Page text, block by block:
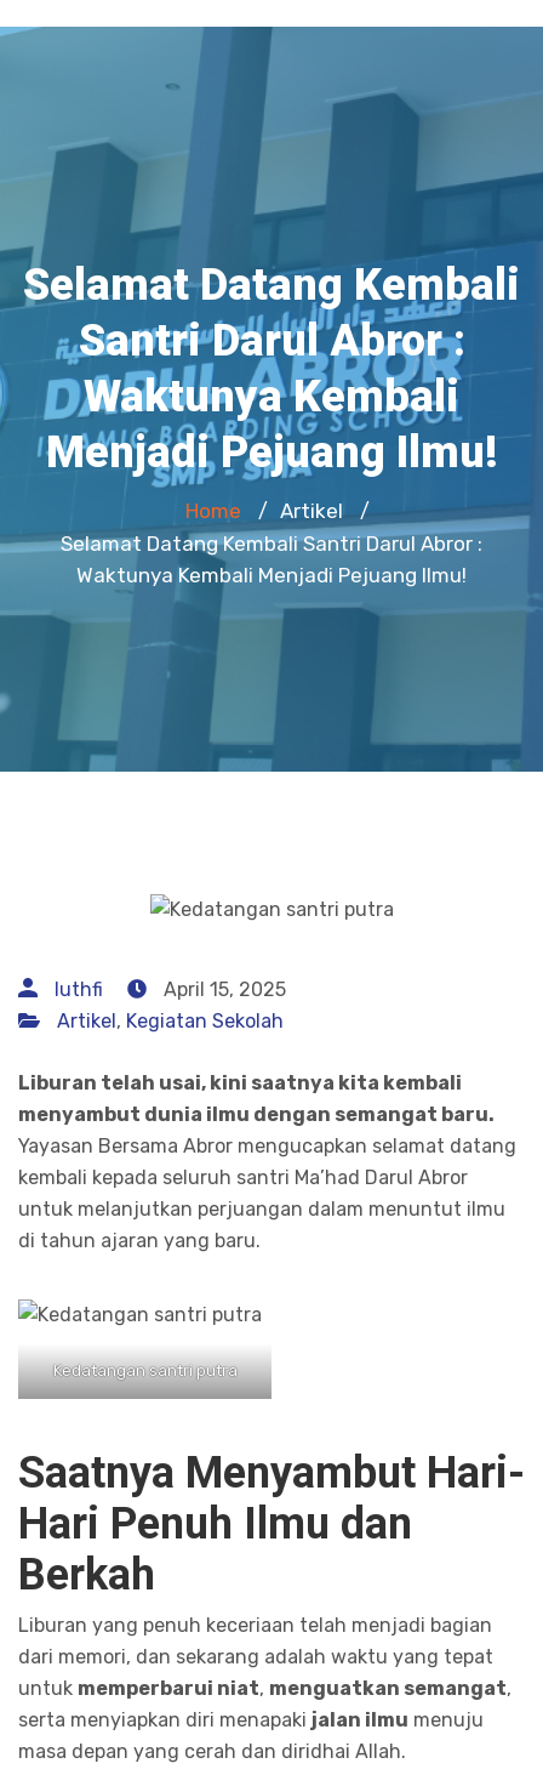
Selamat Datang Kembali
Santri Darul Abror :
Waktunya Kembali
Menjadi Pejuang Ilmu!
Home / Artikel /
Selamat Datang Kembali Santri Darul Abror :
Waktunya Kembali Menjadi Pejuang Ilmu!
luthfi
April 15, 2025
Artikel, Kegiatan Sekolah
Liburan telah usai, kini saatnya kita kembali
menyambut dunia ilmu dengan semangat baru.
Yayasan Bersama Abror mengucapkan selamat datang
kembali kepada seluruh santri Ma’had Darul Abror
untuk melanjutkan perjuangan dalam menuntut ilmu
di tahun ajaran yang baru.
Kedatangan santri putra
Saatnya Menyambut Hari-
Hari Penuh Ilmu dan
Berkah
Liburan yang penuh keceriaan telah menjadi bagian
dari memori, dan sekarang adalah waktu yang tepat
untuk memperbarui niat, menguatkan semangat,
serta menyiapkan diri menapaki jalan ilmu menuju
masa depan yang cerah dan diridhai Allah.